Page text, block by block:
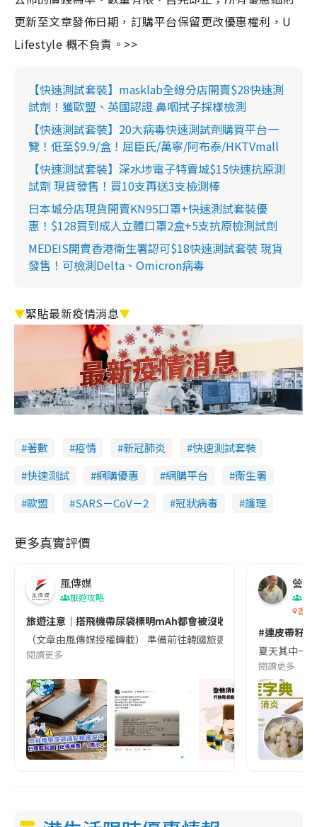
更新至文章發佈日期，訂購平台保留更改優惠權利，U
Lifestyle 概不負責。>>
【快速測試套裝】masklab全線分店開賣$28快速測
試劑！獲歐盟、英國認證 鼻咽拭子採樣檢測
【快速測試套裝】20大病毒快速測試劑購買平台一
覽！低至$9.9/盒！屈臣氏/萬寧/阿布泰/HKTVmall
【快速測試套裝】深水埗電子特賣城$15快速抗原測
試劑 現貨發售！買10支再送3支檢測棒
日本城分店現貨開賣KN95口罩+快速測試套裝優
惠！$128買到成人立體口罩2盒+5支抗原檢測試劑
MEDEIS開賣香港衛生署認可$18快速測試套裝 現貨
發售！可檢測Delta、Omicron病毒
▼緊貼最新疫情消息▼
著數 疫情 新冠肺炎
快速測試套裝
快速測試
網購優惠 網購平台
衞生署
歐盟
SARS－CoV－2 冠狀病毒 護理
更多真實評價
風傳媒
旅遊攻略
旅遊注意｜搭飛機帶尿袋標明mAh都會被沒收😱出發前切記檢查
（文章由風傳媒授權轉載） 準備前往韓國旅遊的民眾，近期要
閱讀更多
營養
香港
#連皮帶籽
夏天其中一
閱讀更多